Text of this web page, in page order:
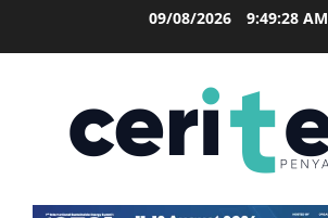
09/08/2026 9:49:28 AM